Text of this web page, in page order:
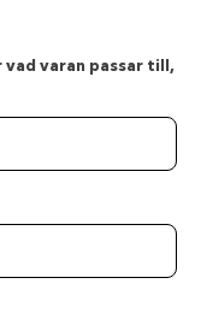
varan passar till,